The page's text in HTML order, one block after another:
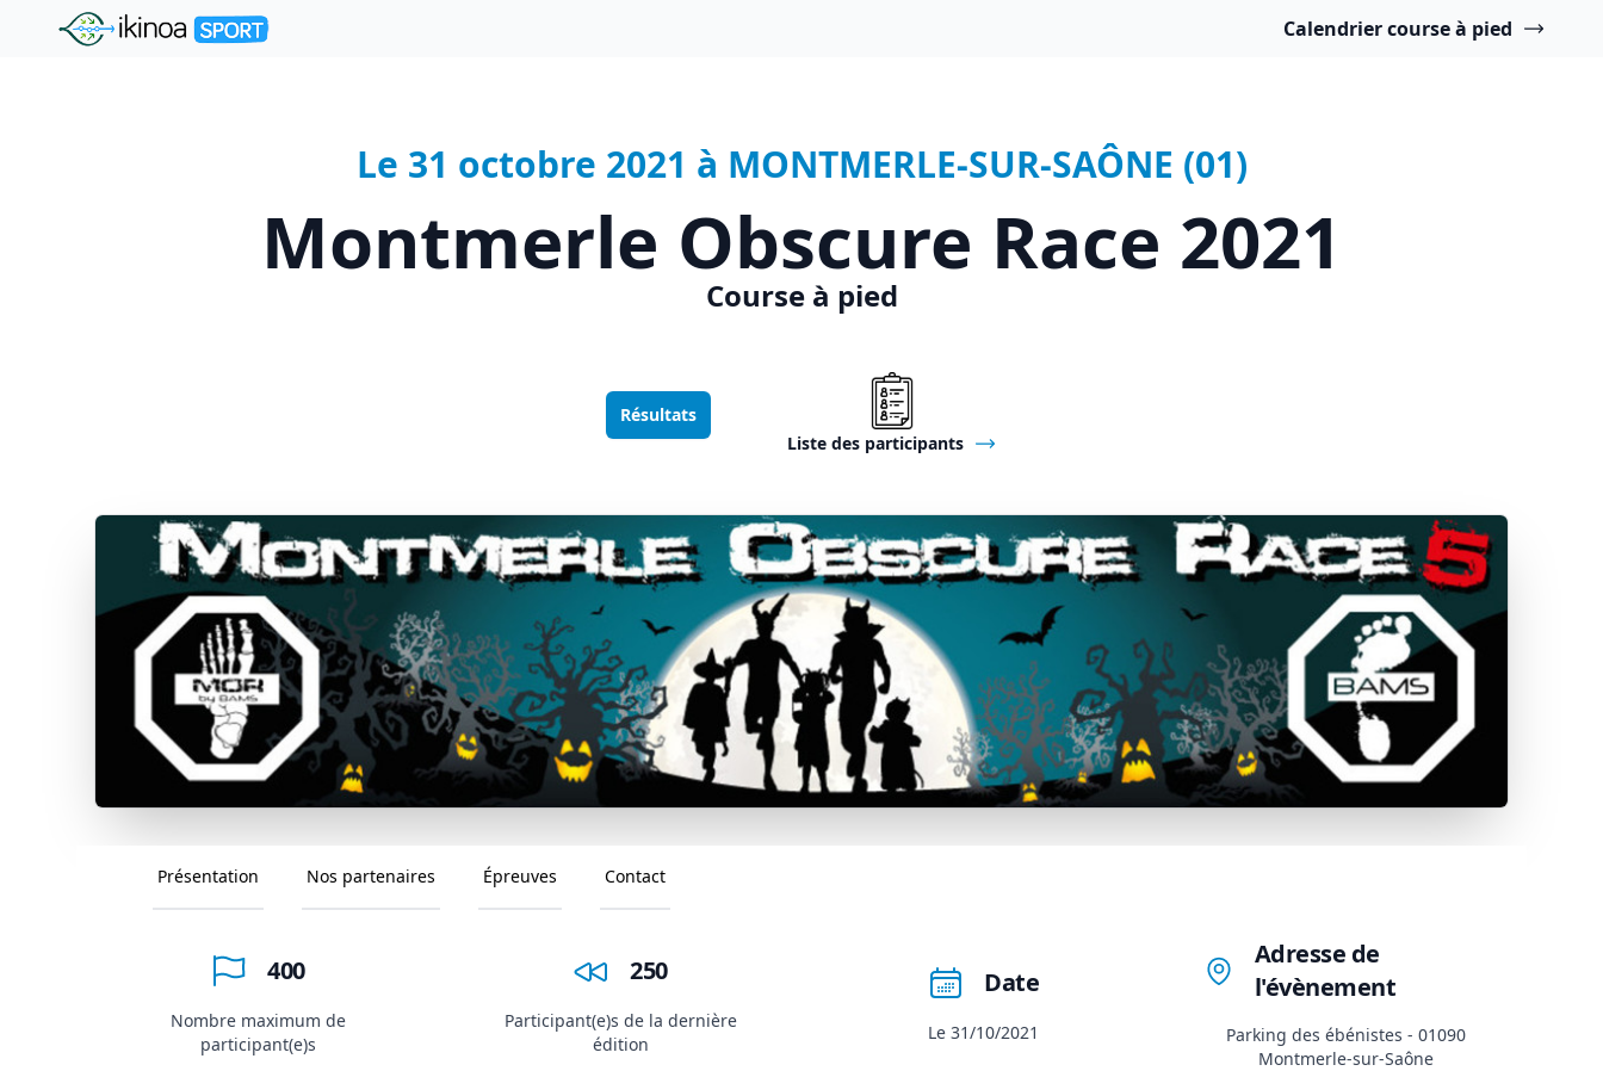
"Ikinoa Sport" Calendrier course à pied
Le 31 octobre 2021 à MONTMERLE-SUR-SAÔNE (01)
Montmerle Obscure Race 2021
Course à pied
Résultats
Liste des participants
Présentation Nos partenaires Épreuves Contact
400
Nombre maximum de
participant(e)s
250
Participant(e)s de la dernière
édition
Date
Le 31/10/2021
Adresse de
l'évènement
Parking des ébénistes - 01090
Montmerle-sur-Saône